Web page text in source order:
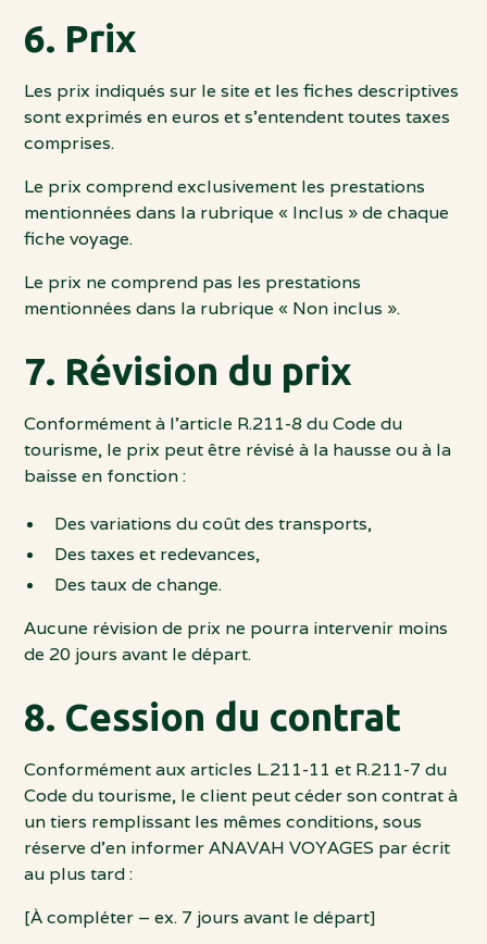
6. Prix
Les prix indiqués sur le site et les fiches descriptives
sont exprimés en euros et s’entendent toutes taxes
comprises.
Le prix comprend exclusivement les prestations
mentionnées dans la rubrique « Inclus » de chaque
fiche voyage.
Le prix ne comprend pas les prestations
mentionnées dans la rubrique « Non inclus ».
7. Révision du prix
Conformément à l’article R.211-8 du Code du
tourisme, le prix peut être révisé à la hausse ou à la
baisse en fonction :
Des variations du coût des transports,
Des taxes et redevances,
Des taux de change.
Aucune révision de prix ne pourra intervenir moins
de 20 jours avant le départ.
8. Cession du contrat
Conformément aux articles L.211-11 et R.211-7 du
Code du tourisme, le client peut céder son contrat à
un tiers remplissant les mêmes conditions, sous
réserve d’en informer ANAVAH VOYAGES par écrit
au plus tard :
[À compléter – ex. 7 jours avant le départ]